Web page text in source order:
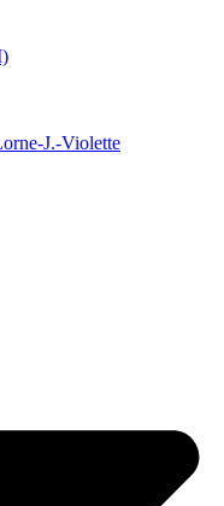
J.-Violette